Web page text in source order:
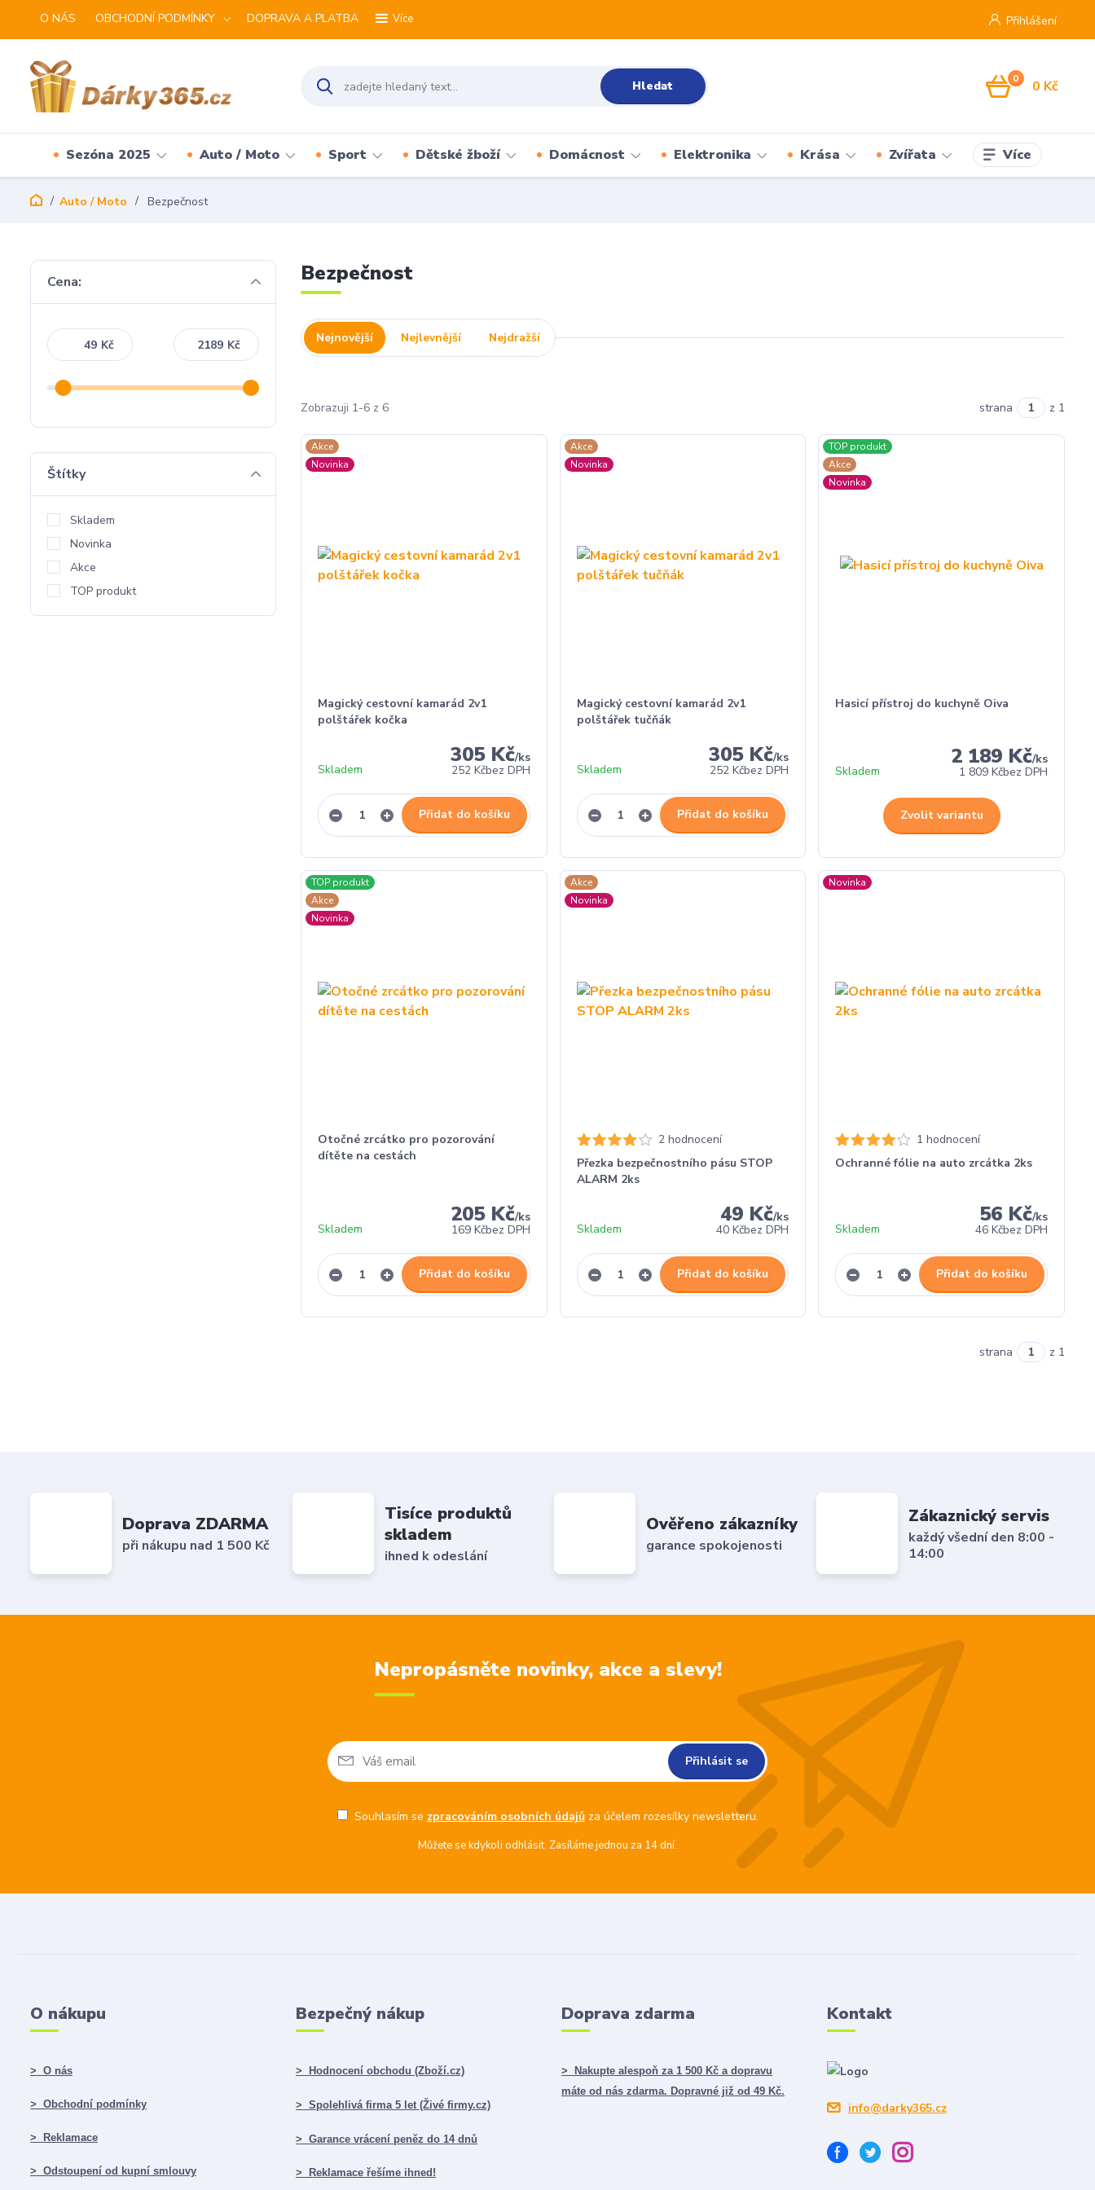
O NÁS OBCHODNÍ PODMÍNKY DOPRAVA A PLATBA Více Přihlášení
Hledat 0 0 Kč
Sezóna 2025 Auto / Moto Sport Dětské žboží Domácnost Elektronika Krása Zvířata Více
Auto / Moto Bezpečnost
Bezpečnost
Nejnovější Nejlevnější Nejdražší
Zobrazuji 1-6 z 6 strana z 1
Akce
Novinka
Magický cestovní kamarád 2v1
polštářek kočka
305 Kč/ks
252 Kčbez DPH
Skladem
Přidat do košíku
Akce
Novinka
Magický cestovní kamarád 2v1
polštářek tučňák
305 Kč/ks
252 Kčbez DPH
Skladem
Přidat do košíku
TOP produkt
Akce
Novinka
Hasicí přístroj do kuchyně Oiva
2 189 Kč/ks
1 809 Kčbez DPH
Skladem
Zvolit variantu
TOP produkt
Akce
Novinka
Otočné zrcátko pro pozorování
dítěte na cestách
205 Kč/ks
169 Kčbez DPH
Skladem
Přidat do košíku
Akce
Novinka
2 hodnocení
Přezka bezpečnostního pásu STOP
ALARM 2ks
49 Kč/ks
40 Kčbez DPH
Skladem
Přidat do košíku
Novinka
1 hodnocení
Ochranné fólie na auto zrcátka 2ks
56 Kč/ks
46 Kčbez DPH
Skladem
Přidat do košíku
strana z 1
Cena:
Kč Kč
Štítky
Skladem
Novinka
Akce
TOP produkt
Doprava ZDARMA
při nákupu nad 1 500 Kč
Tisíce produktů
skladem
ihned k odeslání
Ověřeno zákazníky
garance spokojenosti
Zákaznický servis
každý všední den 8:00 -
14:00
Nepropásněte novinky, akce a slevy!
Přihlásit se
Souhlasím se zpracováním osobních údajůza účelem rozesílky newsletteru.
Můžete se kdykoli odhlásit. Zasíláme jednou za 14 dní.
O nákupu
> O nás
> Obchodní podmínky
> Reklamace
> Odstoupení od kupní smlouvy
Bezpečný nákup
> Hodnocení obchodu (Zboží.cz)
> Spolehlivá firma 5 let (Živé firmy.cz)
> Garance vrácení peněz do 14 dnů
> Reklamace řešíme ihned!
Doprava zdarma
> Nakupte alespoň za 1 500 Kč a dopravu
máte od nás zdarma. Dopravné již od 49 Kč.
Kontakt
info@darky365.cz